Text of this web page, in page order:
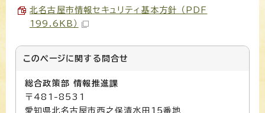
北名古屋市情報セキュリティ基本方針 （PDF
199.6KB）
このページに関する 問合せ
総合政策部 情報推進課
〒481-8531
愛知県北名古屋市西之保清水田15番地